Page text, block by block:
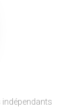
indépendants